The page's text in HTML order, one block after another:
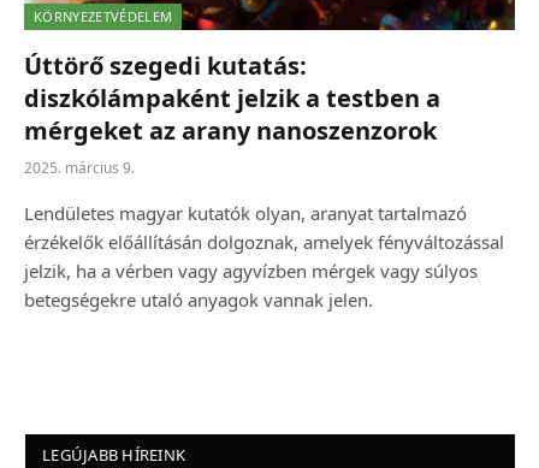
KÖRNYEZETVÉDELEM
Úttörő szegedi kutatás:
diszkólámpaként jelzik a testben a
mérgeket az arany nanoszenzorok
2025. március 9.
Lendületes magyar kutatók olyan, aranyat tartalmazó
érzékelők előállításán dolgoznak, amelyek fényváltozással
jelzik, ha a vérben vagy agyvízben mérgek vagy súlyos
betegségekre utaló anyagok vannak jelen.
LEGÚJABB HÍREINK